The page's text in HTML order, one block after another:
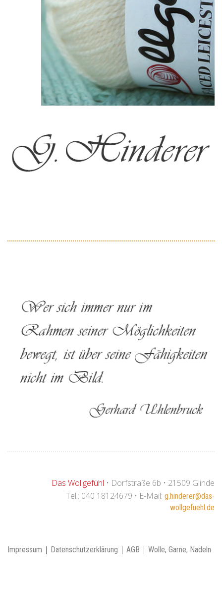
Das Wollgefühl • Dorfstraße 6b • 21509 Glinde
Tel.: 040 18124679 • E-Mail: g.hinderer@das-
wollgefuehl.de
Impressum | Datenschutzerklärung | AGB | Wolle, Garne, Nadeln